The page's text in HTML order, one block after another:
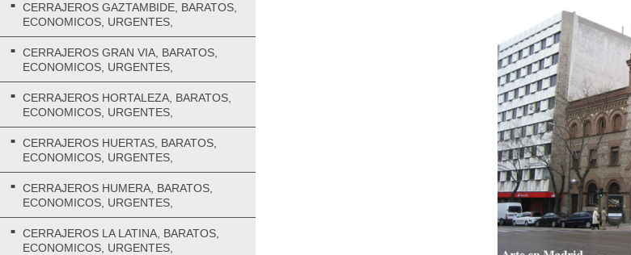
CERRAJEROS GAZTAMBIDE, BARATOS,
ECONOMICOS, URGENTES,
CERRAJEROS GRAN VIA, BARATOS,
ECONOMICOS, URGENTES,
CERRAJEROS HORTALEZA, BARATOS,
ECONOMICOS, URGENTES,
CERRAJEROS HUERTAS, BARATOS,
ECONOMICOS, URGENTES,
CERRAJEROS HUMERA, BARATOS,
ECONOMICOS, URGENTES,
CERRAJEROS LA LATINA, BARATOS,
ECONOMICOS, URGENTES,